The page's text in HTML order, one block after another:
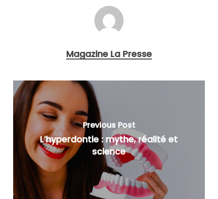
Magazine La Presse
Previous Post
L’hyperdontie : mythe, réalité et
science